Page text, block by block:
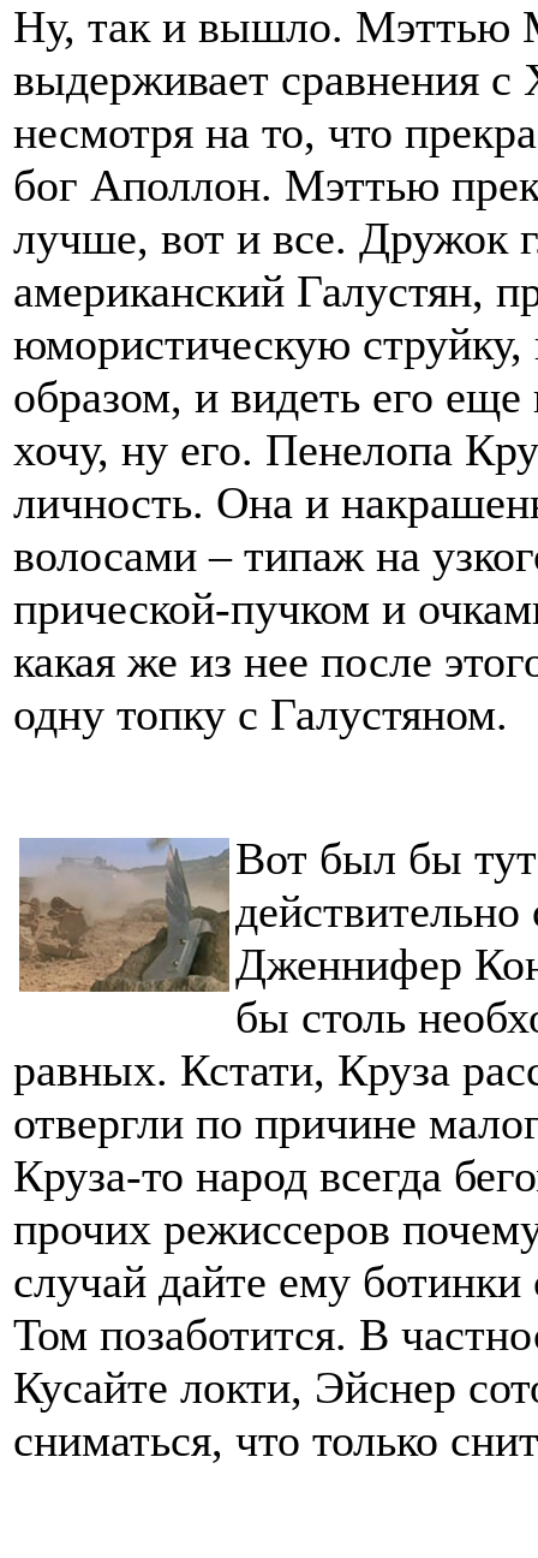
Ну, так и вышло. Мэттью
выдерживает сравнения
несмотря на то, что
бог Аполлон. Мэттью
лучше, вот и все. Дружок
американский Галустян,
юмористическую
образом, и видеть его
хочу, ну его. Пенелопа
личность. Она и
волосами – типаж на
прической-пучком и
какая же из нее после
одну топку с Галустяном.
Вот был бы
действительно
Дженнифер
бы столь
равных. Кстати, Круза
отвергли по причине
Круза-то народ всегда
прочих режиссеров
случай дайте ему
Том позаботится. В
Кусайте локти, Эйснер
сниматься, что только